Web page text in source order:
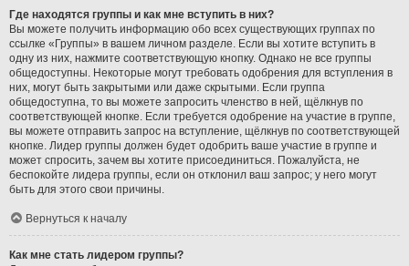
Где находятся группы и как мне вступить в них?
Вы можете получить информацию обо всех существующих группах по
ссылке «Группы» в вашем личном разделе. Если вы хотите вступить в
одну из них, нажмите соответствующую кнопку. Однако не все группы
общедоступны. Некоторые могут требовать одобрения для вступления в
них, могут быть закрытыми или даже скрытыми. Если группа
общедоступна, то вы можете запросить членство в ней, щёлкнув по
соответствующей кнопке. Если требуется одобрение на участие в группе,
вы можете отправить запрос на вступление, щёлкнув по соответствующей
кнопке. Лидер группы должен будет одобрить ваше участие в группе и
может спросить, зачем вы хотите присоединиться. Пожалуйста, не
беспокойте лидера группы, если он отклонил ваш запрос; у него могут
быть для этого свои причины.
Вернуться к началу
Как мне стать лидером группы?